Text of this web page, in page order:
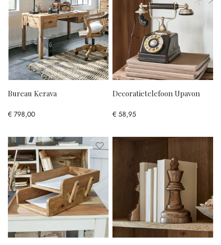
Bureau Kerava
€ 798,00
Decoratietelefoon Upavon
€ 58,95